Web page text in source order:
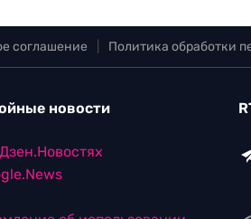
соглашение Политика обработки
новости
Дзен.Новостях